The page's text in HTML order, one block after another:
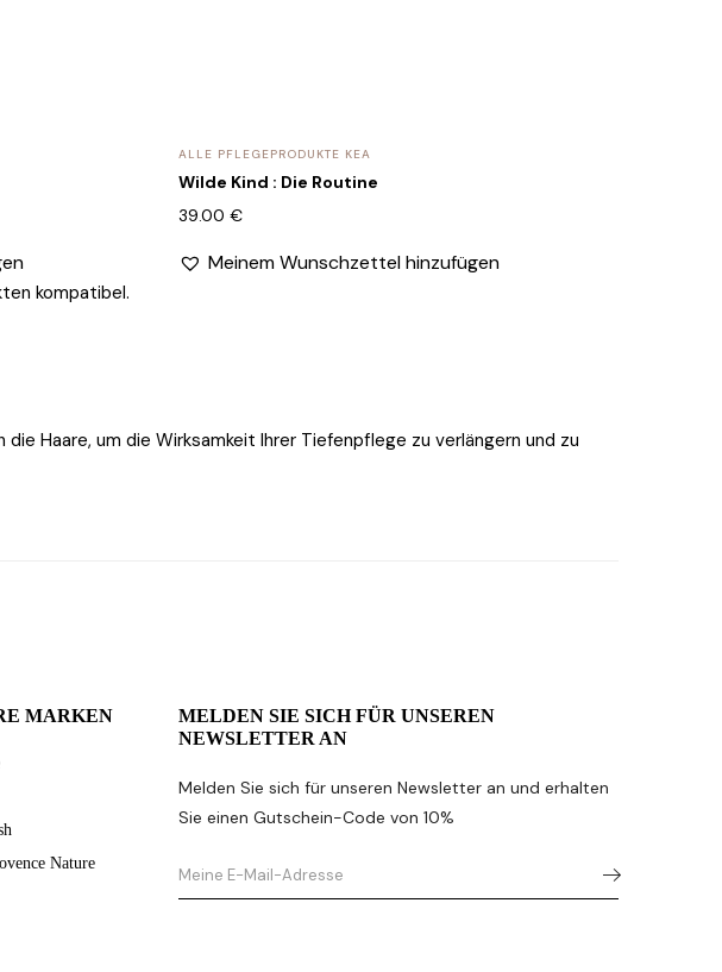
ALLE PFLEGEPRODUKTE KEA
Wilde Kind : Die Routine
39.00 €
Meinem Wunschzettel hinzufügen
kompatibel.
Haare, um die Wirksamkeit Ihrer Tiefenpflege zu verlängern und zu
MARKEN
Nature
MELDEN SIE SICH FÜR UNSEREN
NEWSLETTER AN
Melden Sie sich für unseren Newsletter an und erhalten
Sie einen Gutschein-Code von 10%